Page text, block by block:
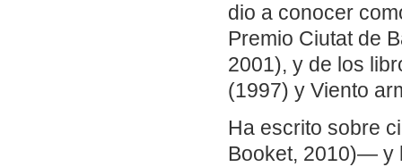
dio a conocer
Premio Ciutat de
2001), y de los
(1997) y Viento
Ha escrito sobre
Booket, 2010)— y